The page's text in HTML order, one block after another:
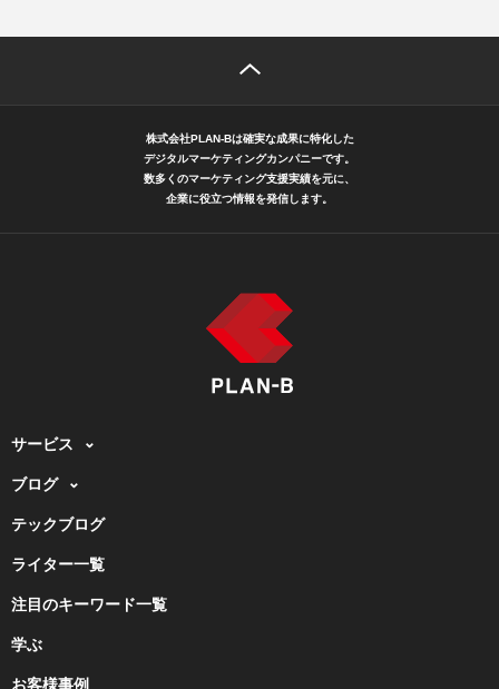
株式会社PLAN-Bは確実な成果に特化した
デジタルマーケティングカンパニーです。
数多くのマーケティング支援実績を元に、
企業に役立つ情報を発信します。
サービス
ブログ
テックブログ
ライター一覧
注目のキーワード一覧
学ぶ
お客様事例